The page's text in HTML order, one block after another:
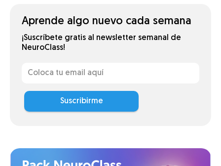
Aprende algo nuevo cada semana
¡Suscríbete gratis al newsletter semanal de
NeuroClass!
Suscribirme